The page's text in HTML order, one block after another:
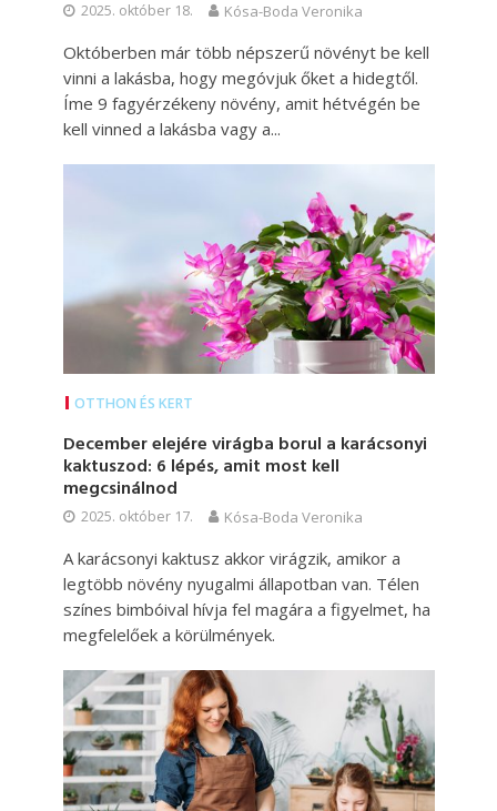
2025. október 18. Kósa-Boda Veronika
Októberben már több népszerű növényt be kell
vinni a lakásba, hogy megóvjuk őket a hidegtől.
Íme 9 fagyérzékeny növény, amit hétvégén be
kell vinned a lakásba vagy a...
OTTHON ÉS KERT
December elejére virágba borul a karácsonyi
kaktuszod: 6 lépés, amit most kell
megcsinálnod
2025. október 17. Kósa-Boda Veronika
A karácsonyi kaktusz akkor virágzik, amikor a
legtöbb növény nyugalmi állapotban van. Télen
színes bimbóival hívja fel magára a figyelmet, ha
megfelelőek a körülmények.